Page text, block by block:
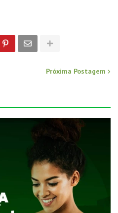
Próxima Postagem